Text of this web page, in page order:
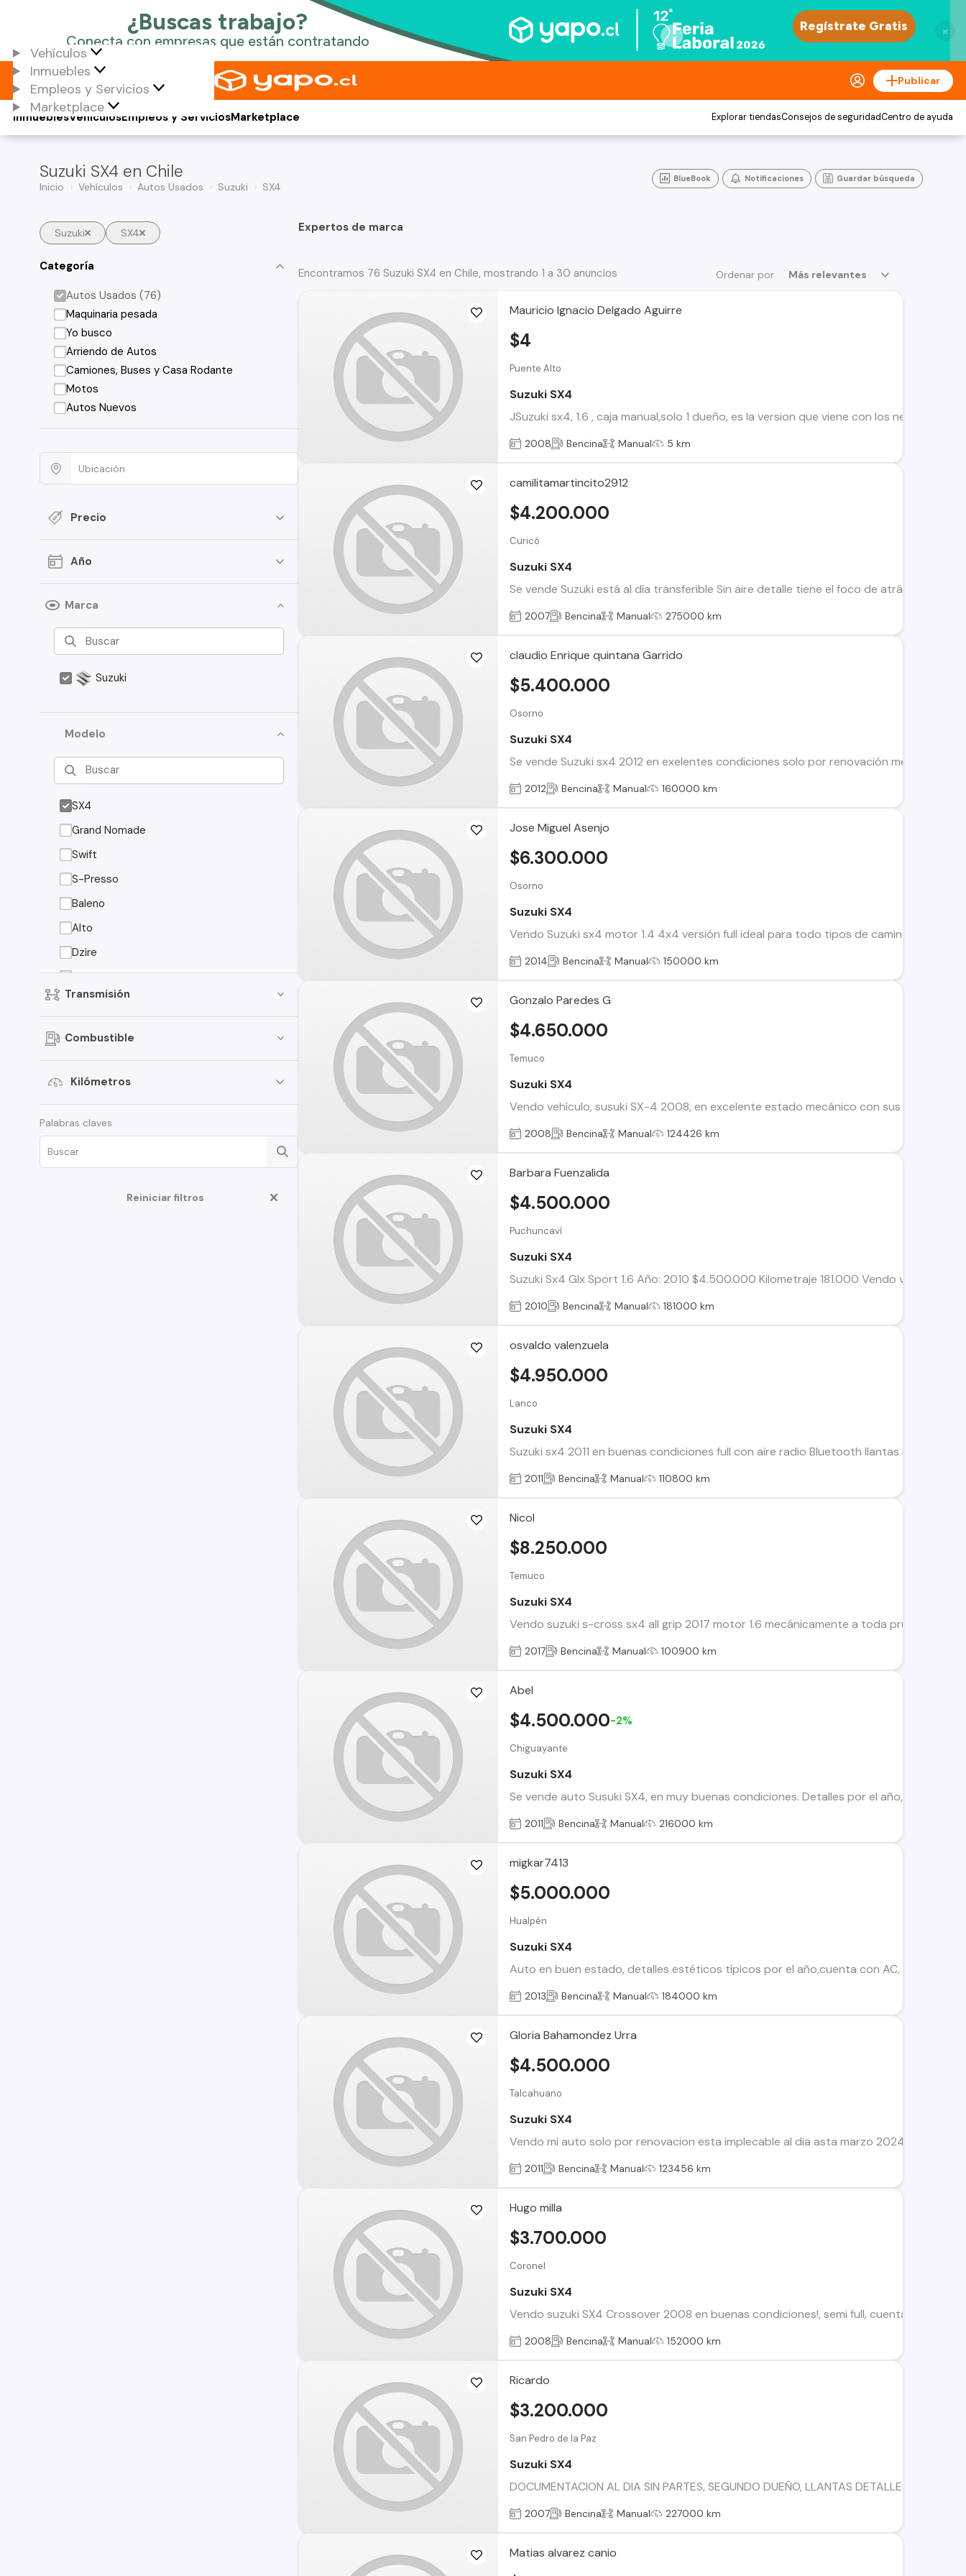
×
Vehículos
Inmuebles
Empleos y Servicios
Marketplace
Publicar
Vehículos
Inmuebles Empleos y ServiciosMarketplace Explorar tiendasConsejos de seguridadCentro de ayuda
Suzuki SX4 en Chile
Inicio Vehículos Autos Usados Suzuki SX4
BlueBook Notificaciones Guardar búsqueda
Suzuki SX4
Categoría
Autos Usados (76)
Maquinaria pesada
Yo busco
Arriendo de Autos
Camiones, Buses y Casa Rodante
Motos
Autos Nuevos
Precio
Año
Marca
Suzuki
Modelo
SX4
Grand Nomade
Swift
S-Presso
Baleno
Alto
Dzire
Jimny
Celerio
APV
Ciaz
Ertiga
Fronx
Swift Sport
Transmisión
Combustible
Kilómetros
Palabras claves
Reiniciar filtros
Expertos de marca
Ordenar por Más relevantes
Encontramos 76 Suzuki SX4 en Chile, mostrando 1 a 30 anuncios
Mauricio Ignacio Delgado Aguirre
Puente Alto
Suzuki SX4
JSuzuki sx4, 1.6 , caja manual,solo 1 dueño, es la version que viene con los
$4
2008 Bencina Manual 5 km
camilitamartincito2912
Curicó
Suzuki SX4
Se vende Suzuki está al día transferible Sin aire detalle tiene el foco de atrás
$4.200.000
2007 Bencina Manual 275000 km
claudio Enrique quintana Garrido
Osorno
Suzuki SX4
Se vende Suzuki sx4 2012 en exelentes condiciones solo por renovación
$5.400.000
2012 Bencina Manual 160000 km
Jose Miguel Asenjo
Osorno
Suzuki SX4
Vendo Suzuki sx4 motor 1.4 4x4 versión full ideal para todo tipos de caminos ,auto
$6.300.000
2014 Bencina Manual 150000 km
Gonzalo Paredes G
Temuco
Suzuki SX4
Vendo vehículo, susuki SX-4 2008, en excelente estado mecánico con sus
$4.650.000
2008 Bencina Manual 124426 km
Barbara Fuenzalida
Puchuncaví
Suzuki SX4
Suzuki Sx4 Glx Sport 1.6 Año: 2010 $4.500.000 Kilometraje 181.000 Vendo vehiculo
$4.500.000
2010 Bencina Manual 181000 km
osvaldo valenzuela
Lanco
Suzuki SX4
Suzuki sx4 2011 en buenas condiciones full con aire radio Bluetooth llantas
$4.950.000
2011 Bencina Manual 110800 km
Nicol
Temuco
Suzuki SX4
Vendo suzuki s-cross sx4 all grip 2017 motor 1.6 mecánicamente a toda prueba,
$8.250.000
2017 Bencina Manual 100900 km
Abel
Chiguayante
Suzuki SX4
Se vende auto Susuki SX4, en muy buenas condiciones. Detalles por el año, como
$4.500.000-2%
2011 Bencina Manual 216000 km
migkar7413
Hualpén
Suzuki SX4
Auto en buen estado, detalles estéticos típicos por el año,cuenta con AC, llantas de
$5.000.000
2013 Bencina Manual 184000 km
Gloria Bahamondez Urra
Talcahuano
Suzuki SX4
Vendo mi auto solo por renovacion esta implecable al dia asta marzo 2024 y
$4.500.000
2011 Bencina Manual 123456 km
Hugo milla
Coronel
Suzuki SX4
Vendo suzuki SX4 Crossover 2008 en buenas condiciones!, semi full, cuenta con
$3.700.000
2008 Bencina Manual 152000 km
Ricardo
San Pedro de la Paz
Suzuki SX4
DOCUMENTACION AL DIA SIN PARTES, SEGUNDO DUEÑO, LLANTAS DETALLES DE
$3.200.000
2007 Bencina Manual 227000 km
Matias alvarez canio